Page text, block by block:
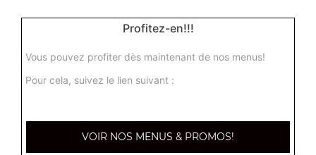
Box kebab frites
6.50€
Profitez-en!!!
Vous pouvez profiter dès maintenant de nos menus!
Pour cela, suivez le lien suivant :
VOIR NOS MENUS & PROMOS!